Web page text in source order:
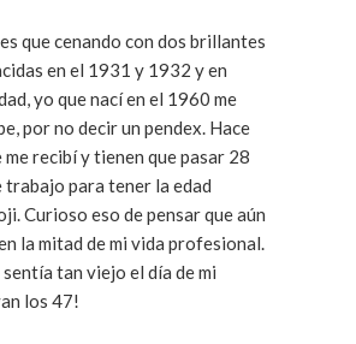
que cenando con dos brillantes
en el 1931 y 1932 y en
yo que nací en el 1960 me
por no decir un pendex. Hace
me recibí y tienen que pasar 28
trabajo para tener la edad
aún
la mitad de mi vida profesional.
sentía tan viejo el día de mi
¡Vivan los 47!